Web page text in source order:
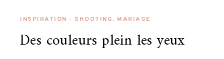
INSPIRATION - SHOOTING, MARIAGE
Des couleurs plein les yeux